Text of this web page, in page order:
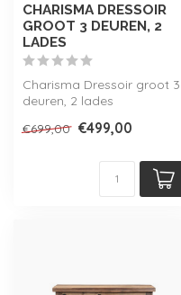
CHARISMA DRESSOIR
GROOT 3 DEUREN, 2
LADES
Charisma Dressoir groot 3
deuren, 2 lades
€699,00 €499,00